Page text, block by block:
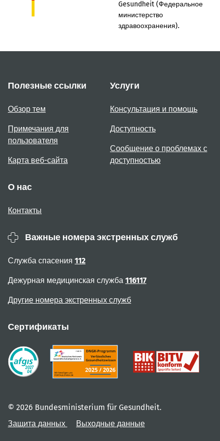
Gesundheit (Федеральное
министерство
здравоохранения).
Полезные ссылки
Обзор тем
Примечания для
пользователя
Карта веб-сайта
Услуги
Консультация и помощь
Доступность
Сообщение о проблемах с
доступностью
О нас
Контакты
Важные номера экстренных служб
Служба спасения 112
Дежурная медицинская служба 116117
Другие номера экстренных служб
Сертификаты
© 2026 Bundesministerium für Gesundheit.
Защита данных
Выходные данные